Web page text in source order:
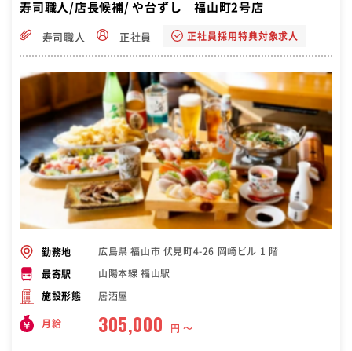
寿司職人/店長候補/ や台ずし 福山町2号店
寿司職人 正社員 正社員採用特典対象求人
勤務地 広島県 福山市 伏見町4-26 岡崎ビル 1 階
最寄駅 山陽本線 福山駅
施設形態 居酒屋
月給 305,000 円 〜